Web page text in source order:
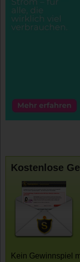
Kostenlose
Kein Gewinnspiel